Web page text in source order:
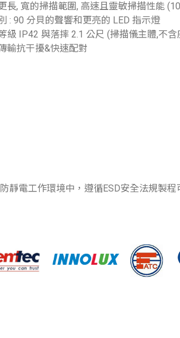
長, 寬的掃描範圍, 高速且靈敏掃描性能
: 90 分貝的聲響和更亮的 LED 指示燈
級 IP42 與落摔 2.1 公尺 (掃描儀主體,不含
輸抗干擾&快速配對
靜電工作環境中，遵循ESD安全法規製